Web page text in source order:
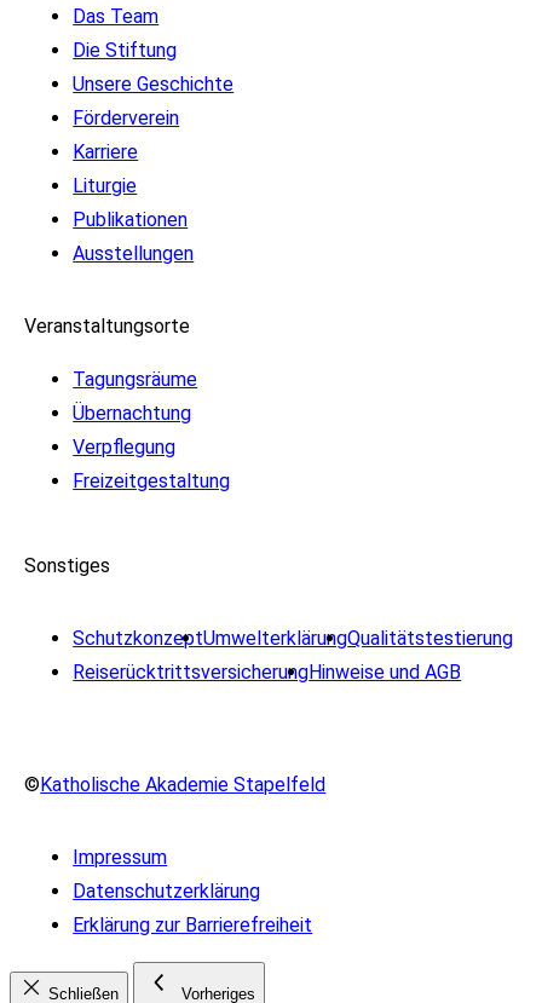
Das Team
Die Stiftung
Unsere Geschichte
Förderverein
Karriere
Liturgie
Publikationen
Ausstellungen
Veranstaltungsorte
Tagungsräume
Übernachtung
Verpflegung
Freizeitgestaltung
Sonstiges
SchutzkonzeptUmwelterklärungQualitätstestierung
ReiserücktrittsversicherungHinweise und AGB
©Katholische Akademie Stapelfeld
Impressum
Datenschutzerklärung
Erklärung zur Barrierefreiheit
Schließen Vorheriges